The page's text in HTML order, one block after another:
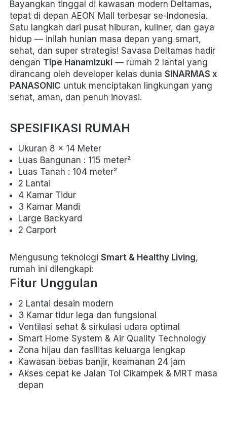
Bayangkan tinggal di kawasan modern Deltamas,
tepat di depan AEON Mall terbesar se-Indonesia.
Satu langkah dari pusat hiburan, kuliner, dan gaya
hidup — inilah hunian masa depan yang smart,
sehat, dan super strategis! Savasa Deltamas hadir
dengan Tipe Hanamizuki — rumah 2 lantai yang
dirancang oleh developer kelas dunia SINARMAS x
PANASONIC untuk menciptakan lingkungan yang
sehat, aman, dan penuh inovasi.
SPESIFIKASI RUMAH
Ukuran 8 x 14 Meter
Luas Bangunan : 115 meter²
Luas Tanah : 104 meter²
2 Lantai
4 Kamar Tidur
3 Kamar Mandi
Large Backyard
2 Carport
Mengusung teknologi Smart & Healthy Living,
rumah ini dilengkapi:
Fitur Unggulan
2 Lantai desain modern
3 Kamar tidur lega dan fungsional
Ventilasi sehat & sirkulasi udara optimal
Smart Home System & Air Quality Technology
Zona hijau dan fasilitas keluarga lengkap
Kawasan bebas banjir, keamanan 24 jam
Akses cepat ke Jalan Tol Cikampek & MRT masa
depan